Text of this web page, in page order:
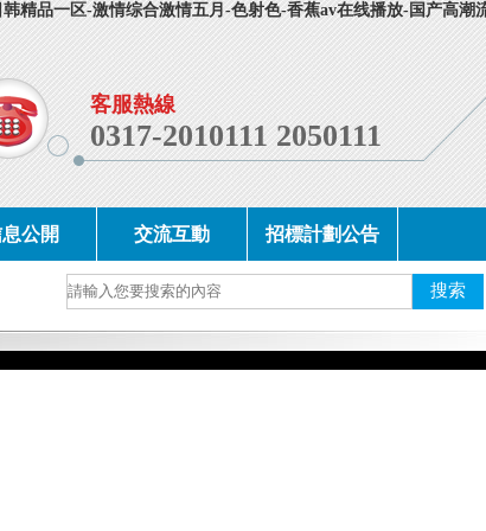
精品一区-激情综合激情五月-色射色-香蕉av在线播放-国产高潮
客服熱線
0317-2010111 2050111
公開 交流互動 招標計劃公告